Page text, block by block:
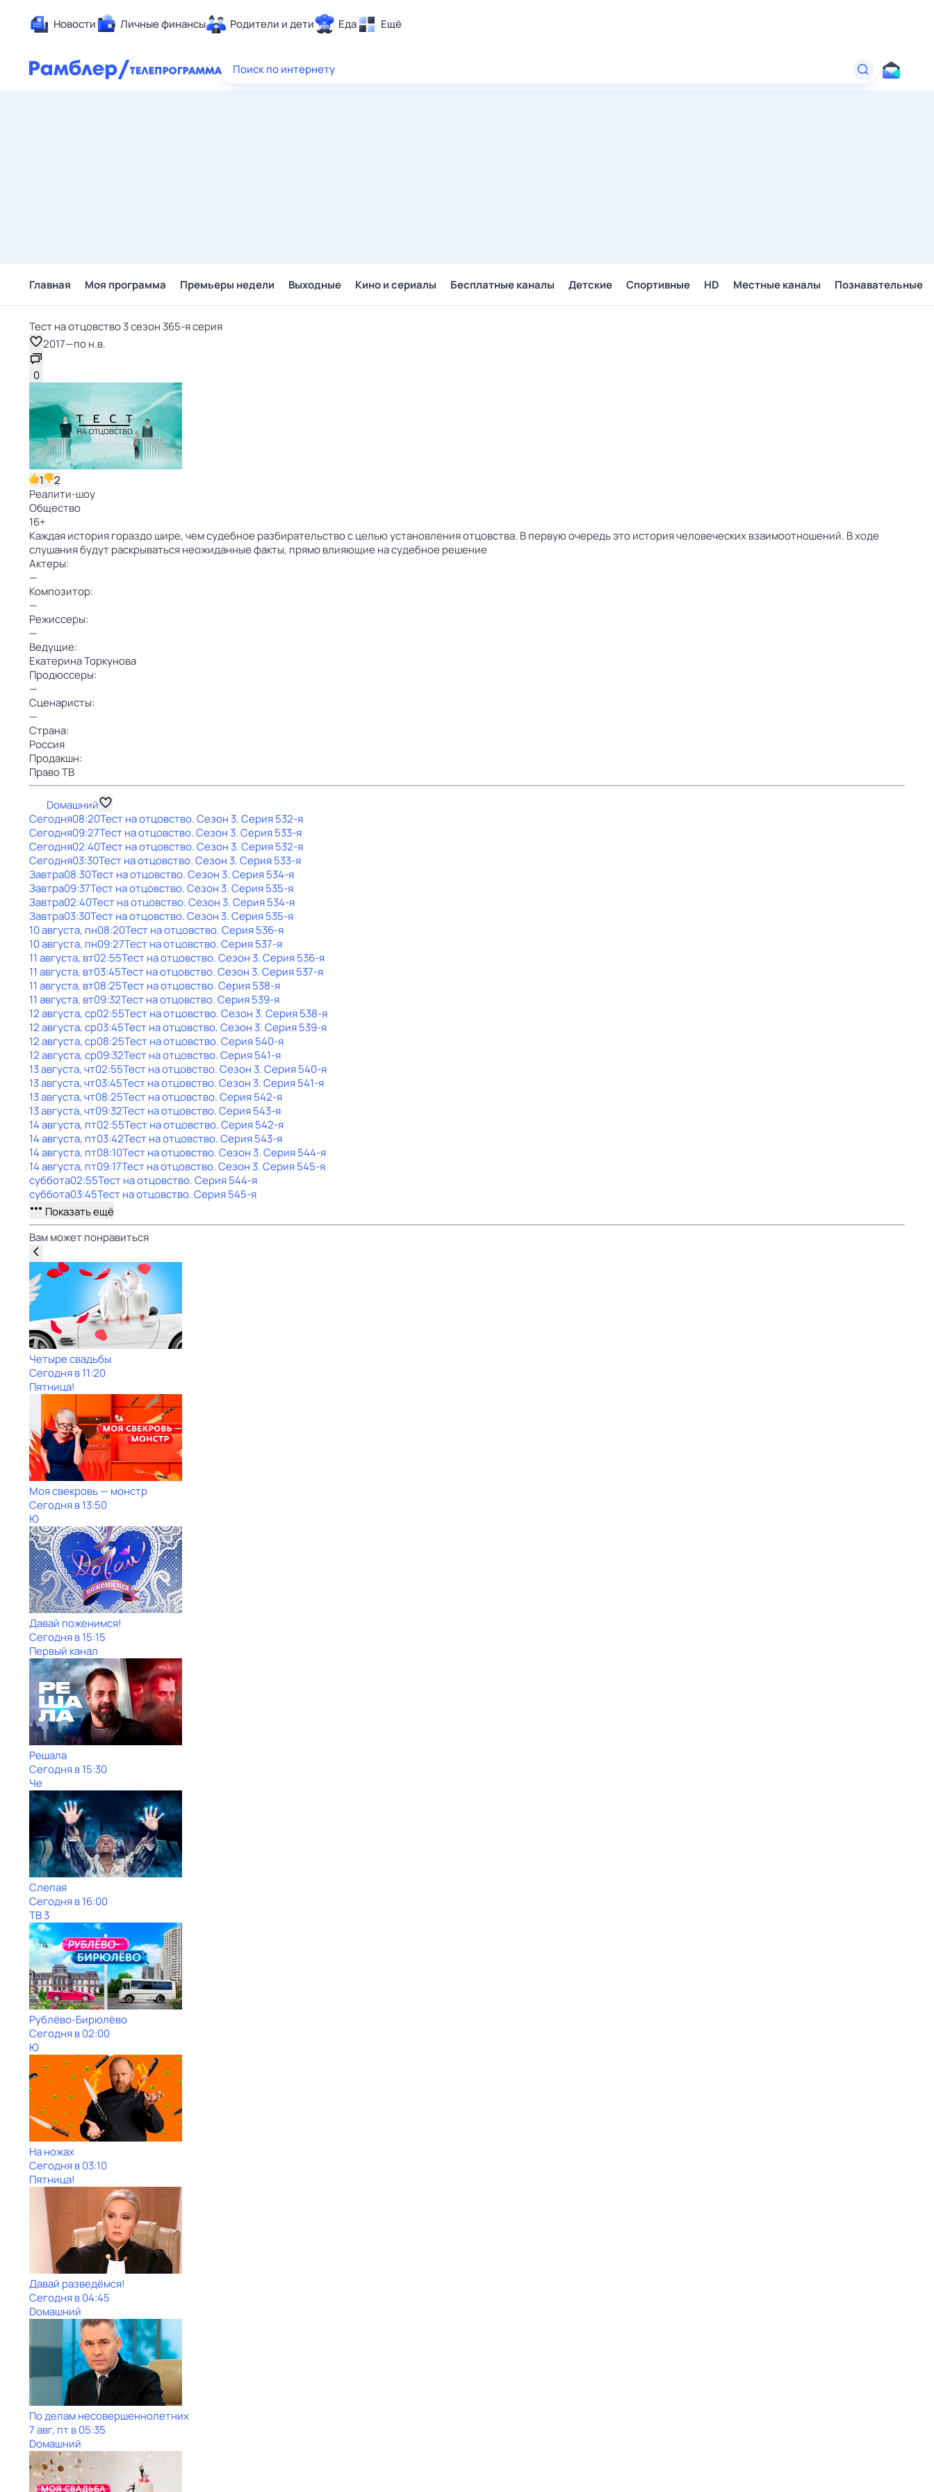
Новости Личные финансы Родители и дети Еда Ещё
Здоровье
Поиск по интернету
Главная Моя программа Премьеры недели Выходные Кино и сериалы Бесплатные каналы Детские Спортивные HD Местные каналы Познавательные
Тест на отцовство 3 сезон 365-я серия
2017—по н.в.
0
1
2
Реалити-шоу
Общество
16+
Каждая история гораздо шире, чем судебное разбирательство с целью установления отцовства. В первую очередь это история человеческих взаимоотношений. В ходе
слушания будут раскрываться неожиданные факты, прямо влияющие на судебное решение
Актеры:
—
Композитор:
—
Режиссеры:
—
Ведущие:
Екатерина Торкунова
Продюссеры:
—
Сценаристы:
—
Страна:
Россия
Продакшн:
Право ТВ
Dомашний
Сегодня08:20Тест на отцовство. Сезон 3. Серия 532-я
Сегодня09:27Тест на отцовство. Сезон 3. Серия 533-я
Сегодня02:40Тест на отцовство. Сезон 3. Серия 532-я
Сегодня03:30Тест на отцовство. Сезон 3. Серия 533-я
Завтра08:30Тест на отцовство. Сезон 3. Серия 534-я
Завтра09:37Тест на отцовство. Сезон 3. Серия 535-я
Завтра02:40Тест на отцовство. Сезон 3. Серия 534-я
Завтра03:30Тест на отцовство. Сезон 3. Серия 535-я
10 августа, пн08:20Тест на отцовство. Серия 536-я
10 августа, пн09:27Тест на отцовство. Серия 537-я
11 августа, вт02:55Тест на отцовство. Сезон 3. Серия 536-я
11 августа, вт03:45Тест на отцовство. Сезон 3. Серия 537-я
11 августа, вт08:25Тест на отцовство. Серия 538-я
11 августа, вт09:32Тест на отцовство. Серия 539-я
12 августа, ср02:55Тест на отцовство. Сезон 3. Серия 538-я
12 августа, ср03:45Тест на отцовство. Сезон 3. Серия 539-я
12 августа, ср08:25Тест на отцовство. Серия 540-я
12 августа, ср09:32Тест на отцовство. Серия 541-я
13 августа, чт02:55Тест на отцовство. Сезон 3. Серия 540-я
13 августа, чт03:45Тест на отцовство. Сезон 3. Серия 541-я
13 августа, чт08:25Тест на отцовство. Серия 542-я
13 августа, чт09:32Тест на отцовство. Серия 543-я
14 августа, пт02:55Тест на отцовство. Серия 542-я
14 августа, пт03:42Тест на отцовство. Серия 543-я
14 августа, пт08:10Тест на отцовство. Сезон 3. Серия 544-я
14 августа, пт09:17Тест на отцовство. Сезон 3. Серия 545-я
суббота02:55Тест на отцовство. Серия 544-я
суббота03:45Тест на отцовство. Серия 545-я
Показать ещё
Вам может понравиться
Четыре свадьбы
Сегодня в 11:20
Пятница!
Моя свекровь — монстр
Сегодня в 13:50
Ю
Давай поженимся!
Сегодня в 15:15
Первый канал
Решала
Сегодня в 15:30
Че
Слепая
Сегодня в 16:00
ТВ 3
Рублёво-Бирюлёво
Сегодня в 02:00
Ю
На ножах
Сегодня в 03:10
Пятница!
Давай рaзвeдёмся!
Сегодня в 04:45
Dомашний
По делам несовершеннолетних
7 авг, пт в 05:35
Dомашний